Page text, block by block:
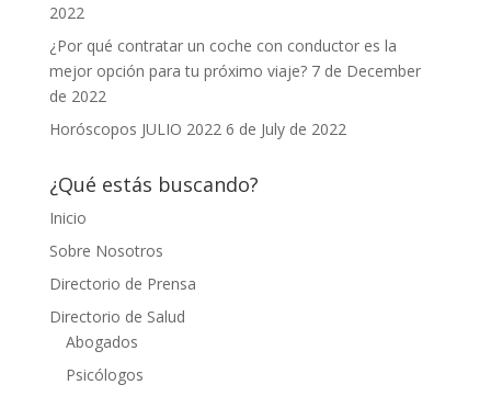
2022
¿Por qué contratar un coche con conductor es la
mejor opción para tu próximo viaje? 7 de December
de 2022
Horóscopos JULIO 2022 6 de July de 2022
¿Qué estás buscando?
Inicio
Sobre Nosotros
Directorio de Prensa
Directorio de Salud
Abogados
Psicólogos